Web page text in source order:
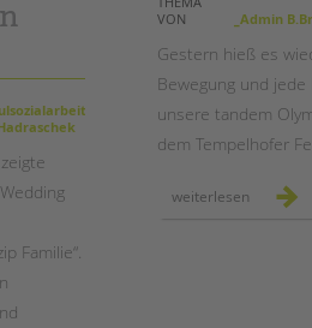
Familie“.
VON
_Admin
Gestern hieß es
Bewegung und jede
unsere tandem
dem Tempelhofer
weiterlesen tandem
olympiade